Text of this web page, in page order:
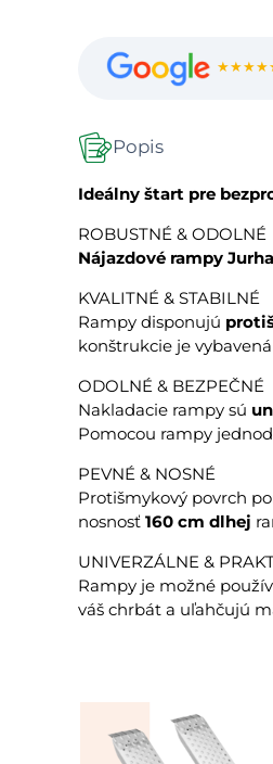
Popis
Ideálny štart pre
ROBUSTNÉ & ODOLNÉ
Nájazdové rampy
KVALITNÉ & STABILNÉ
Rampy disponujú
konštrukcie je vybavená
ODOLNÉ & BEZPEČNÉ
Nakladacie rampy sú
Pomocou rampy
PEVNÉ & NOSNÉ
Protišmykový povrch
nosnosť 160 cm dlhej
UNIVERZÁLNE &
Rampy je možné
váš chrbát a uľahčujú